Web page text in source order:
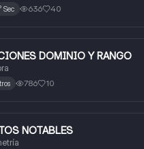
Sec 636 40
DOMINIO Y RANGO
786 10
NOTABLES